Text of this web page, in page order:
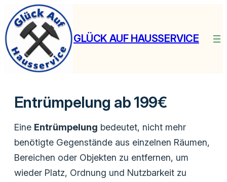
Zum
Inhalt
springen
GLÜCK AUF HAUSSERVICE
Entrümpelung ab 199€
Eine Entrümpelung bedeutet, nicht mehr
benötigte Gegenstände aus einzelnen Räumen,
Bereichen oder Objekten zu entfernen, um
wieder Platz, Ordnung und Nutzbarkeit zu